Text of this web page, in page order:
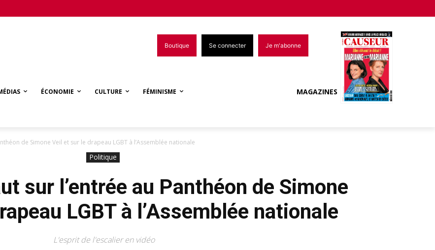
Boutique Se connecter Je m'abonne
ÉCONOMIE CULTURE FÉMINISME MAGAZINES
de Simone Veil et sur le drapeau LGBT à l’Assemblée nationale
Politique
sur l’entrée au Panthéon de Simone
LGBT à l’Assemblée nationale
L'esprit de l'escalier en vidéo